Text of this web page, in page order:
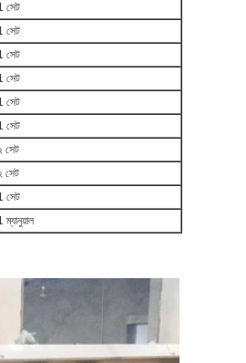
সেট
সেট
সেট
সেট
সেট
সেট
সেট
সেট
সেট
ম্যানুয়াল